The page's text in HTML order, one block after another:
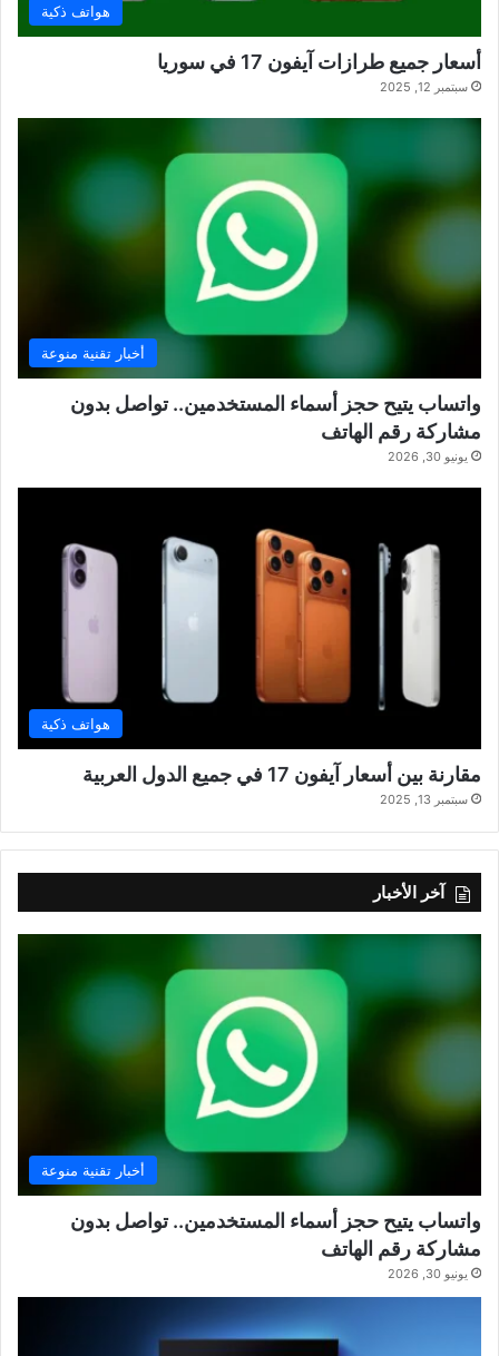
هواتف ذكية
أسعار جميع طرازات آيفون 17 في سوريا
سبتمبر 12, 2025
أخبار تقنية منوعة
واتساب يتيح حجز أسماء المستخدمين.. تواصل بدون
مشاركة رقم الهاتف
يونيو 30, 2026
هواتف ذكية
مقارنة بين أسعار آيفون 17 في جميع الدول العربية
سبتمبر 13, 2025
آخر الأخبار
أخبار تقنية منوعة
واتساب يتيح حجز أسماء المستخدمين.. تواصل بدون
مشاركة رقم الهاتف
يونيو 30, 2026